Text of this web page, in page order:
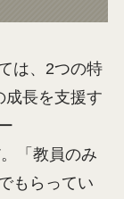
は、2つの特
成長を支援す
「教員のみ
もらってい